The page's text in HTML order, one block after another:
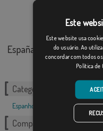
España Gracias Sa...
Categorias relacionadas:
Espanholas Opções de Política,
Compartilhe esta bandeira
Este
Este website usa
do usuário. Ao
concordar com todos
Política de